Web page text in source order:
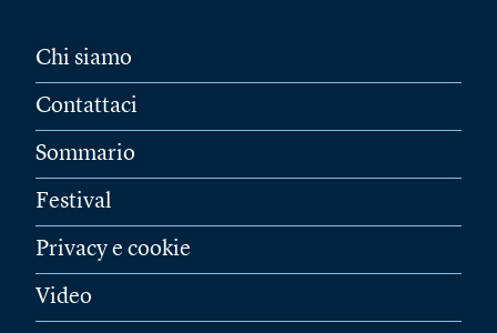
Chi siamo
Contattaci
Sommario
Festival
Privacy e cookie
Video